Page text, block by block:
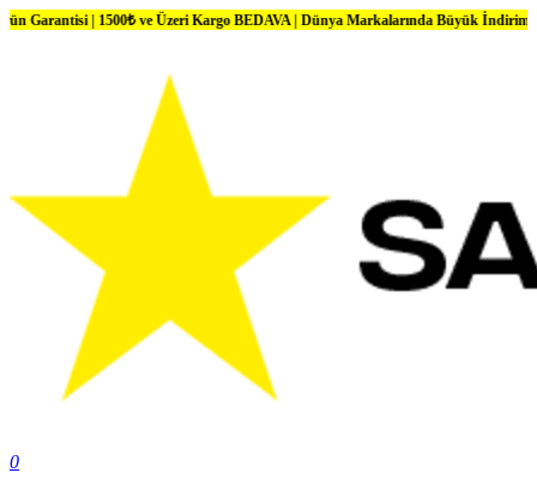
| 1500₺ ve Üzeri Kargo BEDAVA | Dünya Markalarında Büyük İndirimler
0